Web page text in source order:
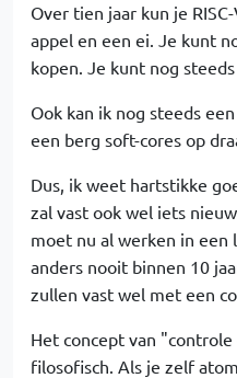
Over tien jaar kun je
appel en een ei. Je kunt
kopen. Je kunt nog
Ook kan ik nog steeds
een berg soft-cores op
Dus, ik weet hartstikke
zal vast ook wel iets
moet nu al werken in
anders nooit binnen 10
zullen vast wel met een
Het concept van
filosofisch. Als je zelf